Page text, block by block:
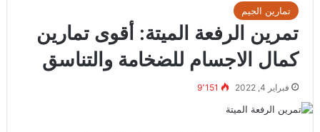
تمارين الجيم
تمرين الرفعة الميتة: أقوى تمارين
كمال الاجسام للضخامة والتناسق
فبراير 4, 2022 9٬151